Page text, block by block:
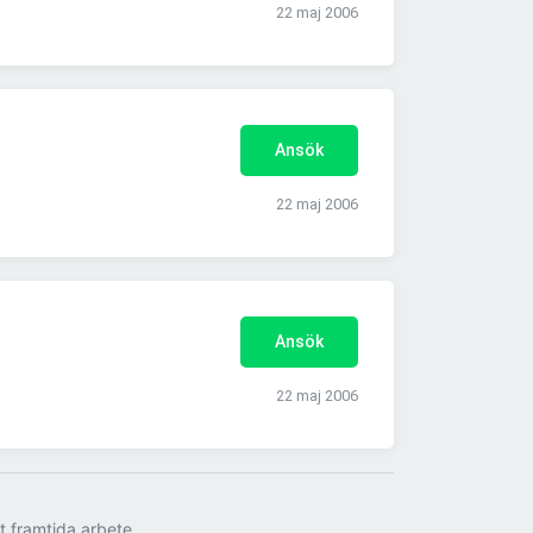
22 maj 2006
Ansök
22 maj 2006
Ansök
22 maj 2006